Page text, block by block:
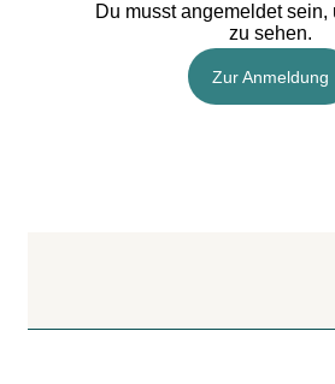
Du musst angemeldet sein,
zu sehen.
Zur Anmeldung